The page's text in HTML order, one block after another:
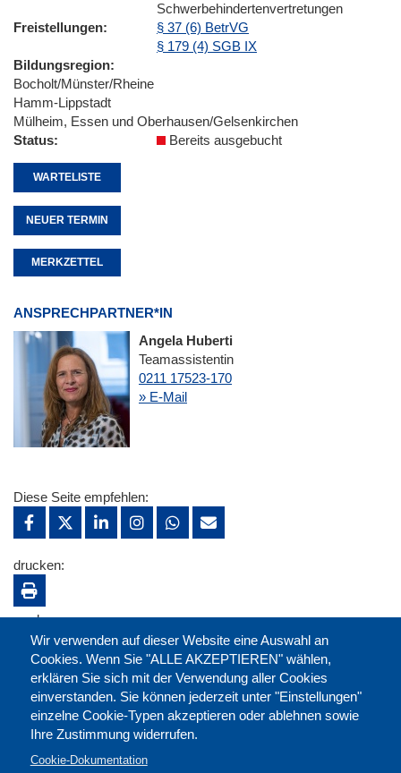
Schwerbehindertenvertretungen
Freistellungen
§ 37 (6) BetrVG
§ 179 (4) SGB IX
Bildungsregion
Bocholt/Münster/Rheine
Hamm-Lippstadt
Mülheim, Essen und Oberhausen/Gelsenkirchen
Status
Bereits ausgebucht
WARTELISTE
NEUER TERMIN
MERKZETTEL
ANSPRECHPARTNER*IN
Angela Huberti
Teamassistentin
0211 17523-170
» E-Mail
Wir verwenden auf dieser Website eine Auswahl an
Cookies. Wenn Sie "ALLE AKZEPTIEREN" wählen,
erklären Sie sich mit der Verwendung aller Cookies
einverstanden. Sie können jederzeit unter "Einstellungen"
einzelne Cookie-Typen akzeptieren oder ablehnen sowie
Ihre Zustimmung widerrufen.
Cookie-Dokumentation
Diese Seite empfehlen:
drucken:
merken: